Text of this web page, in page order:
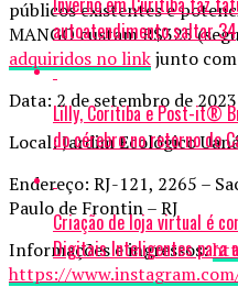
públicos existentes e
MANGO custam R$325
adquiridos no linkjunto
Data: 2 de setembro de
Local: Jardim Ecológico
Endereço: RJ-121, 2265 –
Paulo de Frontin – RJ
Informações e ingressos:
https://
autoatendimento saltar
Lilly, Coritiba e Post-it®
do cérebro no retorno do
Criação de loja virtual é
Digitais Inteligentes para